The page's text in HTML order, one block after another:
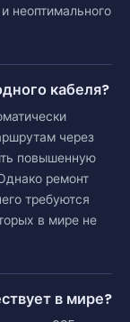
неоптимального
кабеля?
через
повышенную
ремонт
требуются
в мире не
в мире?